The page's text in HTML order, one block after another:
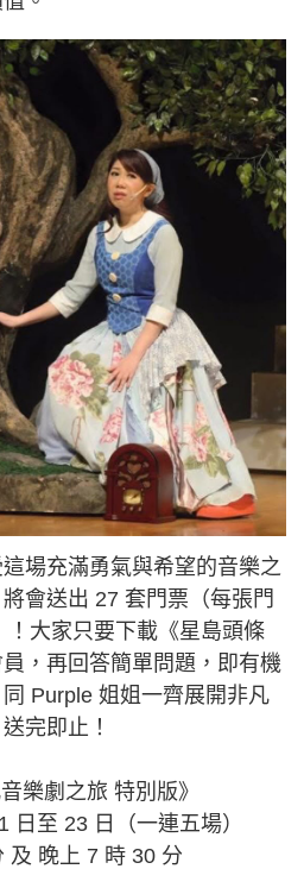
場充滿勇氣與希望的音樂之
會送出 27 套門票（每張門
大家只要下載《星島頭條
，再回答簡單問題，即有機
Purple 姐姐一齊展開非凡
完即止！
樂劇之旅 特別版》
日至 23 日（一連五場）
及 晚上 7 時 30 分